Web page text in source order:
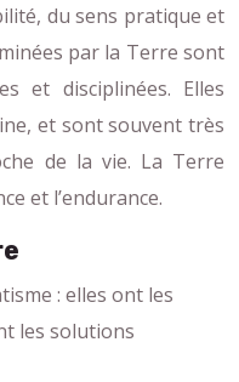
du sens pratique et
par la Terre sont
et disciplinées. Elles
et sont souvent très
de la vie. La Terre
et l’endurance.
: elles ont les
les solutions